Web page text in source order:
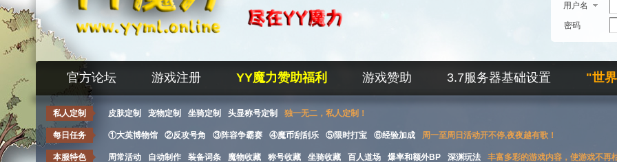
用户名
密码
官方论坛 游戏注册 YY魔力赞助福利 游戏赞助 3.7服务器基础设置 "世
私人定制 皮肤定制 宠物定制 坐骑定制 头显称号定制 独一无二，私人定制！
每日任务 ①大英博物馆 ②反攻号角 ③阵容争霸赛 ④魔币刮刮乐 ⑤限时打宝 ⑥经验加成 周一至周日活动开不停,夜夜越有歌！
本服特色 周常活动 自动制作 装备词条 魔物收藏 称号收藏 坐骑收藏 百人道场 爆率和额外BP 深渊玩法 丰富多彩的游戏内容，使游戏不再